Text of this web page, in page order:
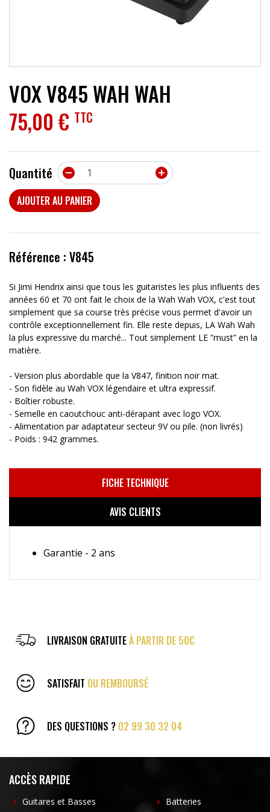
VOX V845 WAH WAH
75,00 € TTC
Quantité 

AJOUTER AU PANIER
Référence : V845
Si Jimi Hendrix ainsi que tous les guitaristes les plus influents des
années 60 et 70 ont fait le choix de la Wah Wah VOX, c'est tout
simplement que sa course très précise vous permet d'avoir un
contrôle exceptionnellement fin. Elle reste depuis, LA Wah Wah
la plus expressive du marché... Tout simplement LE ”must” en la
matière.
- Version plus abordable que la V847, finition noir mat.
- Son fidèle au Wah VOX légendaire et ultra expressif.
- Boîtier robuste.
- Semelle en caoutchouc anti-dérapant avec logo VOX.
- Alimentation par adaptateur secteur 9V ou pile. (non livrés)
- Poids : 942 grammes.
FICHE TECHNIQUE
AVIS CLIENTS
Garantie - 2 ans
LIVRAISON GRATUITEÀ PARTIR DE 50€
SATISFAIT OU REMBOURSÉ
DES QUESTIONS ? 02 99 30 32 04
ACCÈS RAPIDE
Guitares et Basses Batteries
ACCESSOIRES
PROMOTIONS